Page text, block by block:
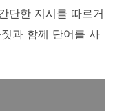
단한 지시를 따르거
과 함께 단어를 사